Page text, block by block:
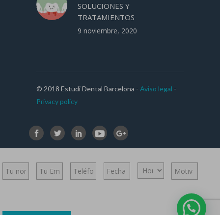
SOLUCIONES Y
TRATAMIENTOS
9 noviembre, 2020
© 2018 Estudi Dental Barcelona - Aviso legal -
Privacy policy